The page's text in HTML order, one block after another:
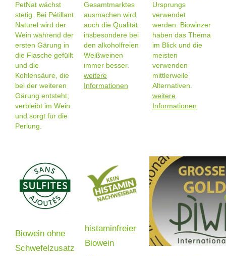
PetNat wächst
stetig. Bei Pétillant
Naturel wird der
Wein während der
ersten Gärung in
die Flasche gefüllt
und die
Kohlensäure, die
bei der weiteren
Gärung entsteht,
verbleibt im Wein
und sorgt für die
Perlung.
Gesamtmarktes
ausmachen wird
auch die Qualität
insbesondere bei
den alkoholfreien
Weißweinen
immer besser.
weitere
Informationen
Ursprungs
verwendet
werden. Biowinzer
haben das Thema
im Blick und die
meisten
verwenden
mittlerweile
Alternativen.
weitere
Informationen
Biowein ohne
Schwefelzusatz
histaminfreier
Biowein